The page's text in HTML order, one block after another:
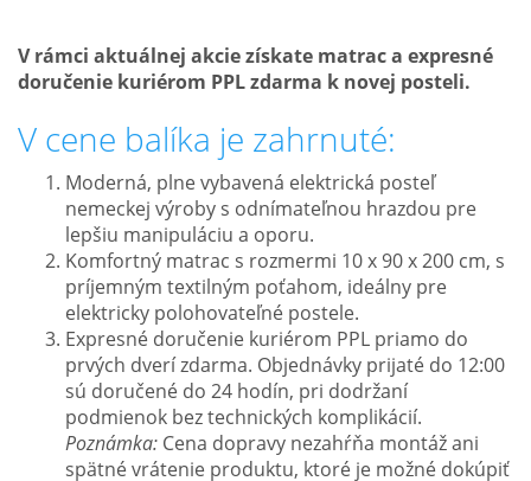
V rámci aktuálnej akcie získate matrac a expresné
doručenie kuriérom PPL zdarma k novej posteli.
V cene balíka je zahrnuté:
Moderná, plne vybavená elektrická posteľ
nemeckej výroby s odnímateľnou hrazdou pre
lepšiu manipuláciu a oporu.
Komfortný matrac s rozmermi 10 x 90 x 200 cm, s
príjemným textilným poťahom, ideálny pre
elektricky polohovateľné postele.
Expresné doručenie kuriérom PPL priamo do
prvých dverí zdarma. Objednávky prijaté do 12:00
sú doručené do 24 hodín, pri dodržaní
podmienok bez technických komplikácií.
Poznámka: Cena dopravy nezahŕňa montáž ani
spätné vrátenie produktu, ktoré je možné dokúpiť